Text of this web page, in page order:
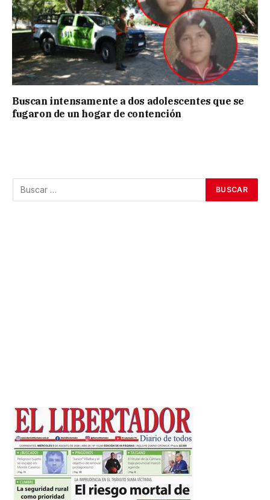
Buscan intensamente a dos adolescentes que se
fugaron de un hogar de contención